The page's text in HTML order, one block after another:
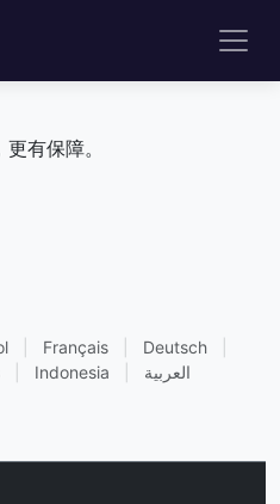
有保障。
Français Deutsch
Indonesia العربية